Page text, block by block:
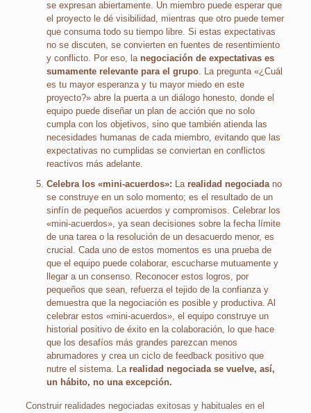
se expresan abiertamente. Un miembro puede esperar que
el proyecto le dé visibilidad, mientras que otro puede temer
que consuma todo su tiempo libre. Si estas expectativas
no se discuten, se convierten en fuentes de resentimiento
y conflicto. Por eso, la negociación de expectativas es
sumamente relevante para el grupo. La pregunta «¿Cuál
es tu mayor esperanza y tu mayor miedo en este
proyecto?» abre la puerta a un diálogo honesto, donde el
equipo puede diseñar un plan de acción que no solo
cumpla con los objetivos, sino que también atienda las
necesidades humanas de cada miembro, evitando que las
expectativas no cumplidas se conviertan en conflictos
reactivos más adelante.
Celebra los «mini-acuerdos»: La realidad negociadano
se construye en un solo momento; es el resultado de un
sinfín de pequeños acuerdos y compromisos. Celebrar los
«mini-acuerdos», ya sean decisiones sobre la fecha límite
de una tarea o la resolución de un desacuerdo menor, es
crucial. Cada uno de estos momentos es una prueba de
que el equipo puede colaborar, escucharse mutuamente y
llegar a un consenso. Reconocer estos logros, por
pequeños que sean, refuerza el tejido de la confianza y
demuestra que la negociación es posible y productiva. Al
celebrar estos «mini-acuerdos», el equipo construye un
historial positivo de éxito en la colaboración, lo que hace
que los desafíos más grandes parezcan menos
abrumadores y crea un ciclo de feedback positivo que
nutre el sistema. La realidad negociada se vuelve, así,
un hábito, no una excepción.
Construir realidades negociadas exitosas y habituales en el